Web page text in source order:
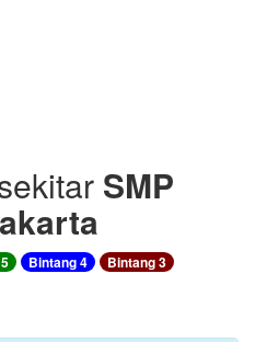
SMP
Bintang 4
Bintang 3